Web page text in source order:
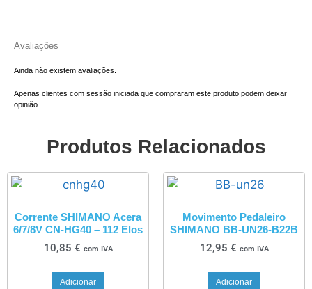
Avaliações
Ainda não existem avaliações.
Apenas clientes com sessão iniciada que compraram este produto podem deixar
opinião.
Produtos Relacionados
Corrente SHIMANO Acera
6/7/8V CN-HG40 – 112 Elos
10,85 € com IVA
Adicionar
Movimento Pedaleiro
SHIMANO BB-UN26-B22B
12,95 € com IVA
Adicionar